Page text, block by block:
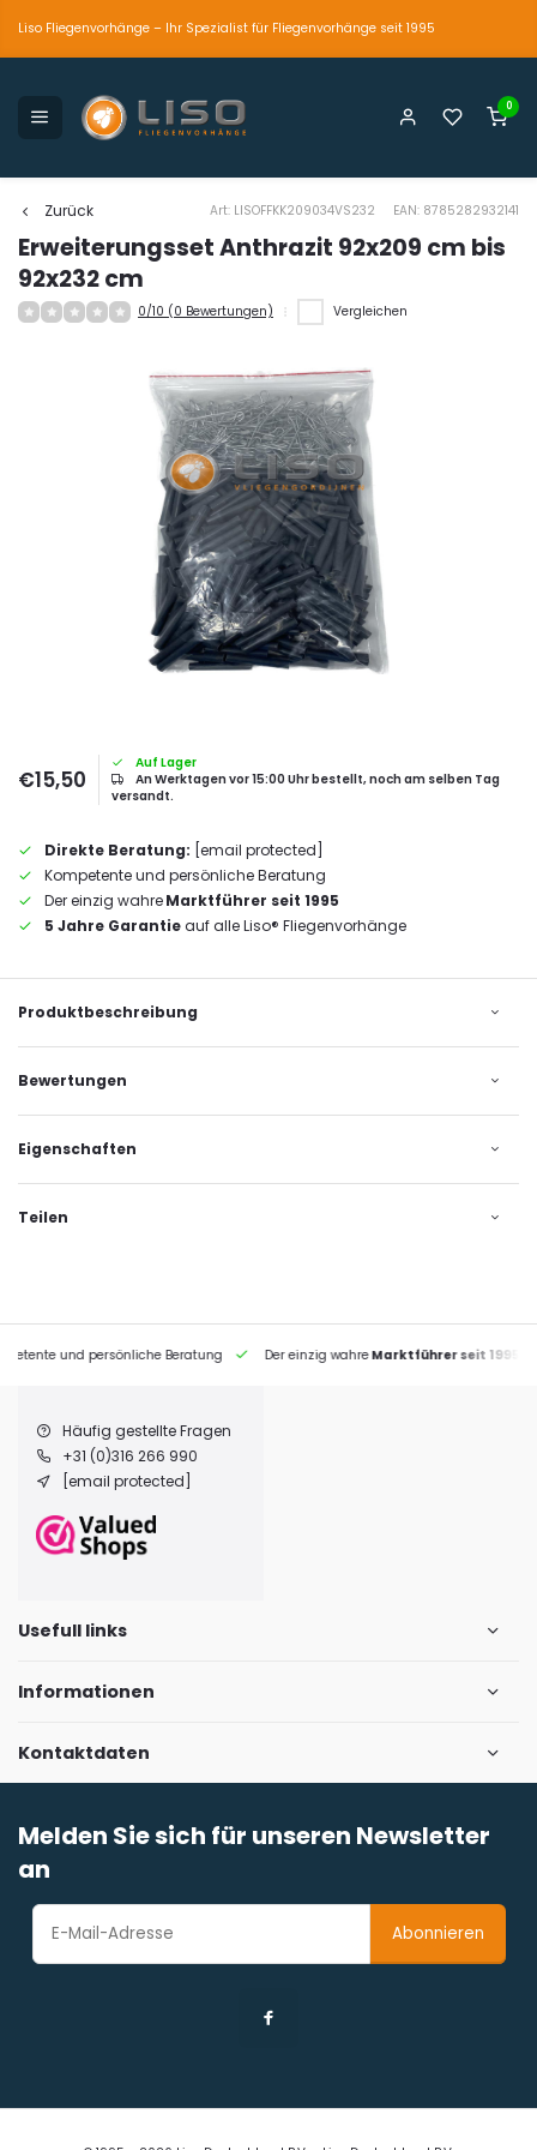
Liso Fliegenvorhänge – Ihr Spezialist für Fliegenvorhänge seit 1995
0
Zurück Art: LISOFFKK209034VS232 EAN: 8785282932141
Erweiterungsset Anthrazit 92x209 cm bis
92x232 cm
0/10 (0 Bewertungen) Vergleichen
€15,50
Auf Lager
An Werktagen vor 15:00 Uhr bestellt, noch am selben Tag
versandt.
Direkte Beratung: [email protected]
Kompetente und persönliche Beratung
Der einzig wahreMarktführer seit 1995
5 Jahre Garantieauf alle Liso® Fliegenvorhänge
Produktbeschreibung
Bewertungen
Eigenschaften
Teilen
und persönliche Beratung Der einzig wahreMarktführer seit 1995
Häufig gestellte Fragen
+31 (0)316 266 990
[email protected]
Usefull links
Informationen
Kontaktdaten
Melden Sie sich für unseren Newsletter
an
Abonnieren